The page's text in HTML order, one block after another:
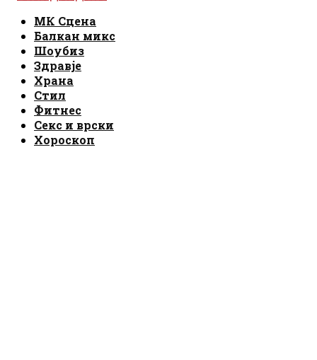
МК Сцена
Балкан микс
Шоубиз
Здравје
Храна
Стил
Фитнес
Секс и врски
Хороскоп